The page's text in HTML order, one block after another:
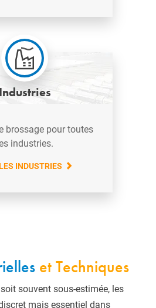
Industries
brossage pour toutes
industries.
INDUSTRIES
et Techniques
souvent sous-estimée, les
mais essentiel dans